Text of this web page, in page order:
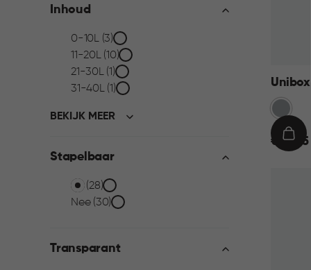
Inhoud
Inhoud
filter
0-10L (3)
11-20L (10)
21-30L (1)
31-40L (1)
BEKIJK MEER
Stapelbaar
Stapelbaar
Ja (28)
Nee (30)
Transparant
Grijs
€€ 14,95
IN